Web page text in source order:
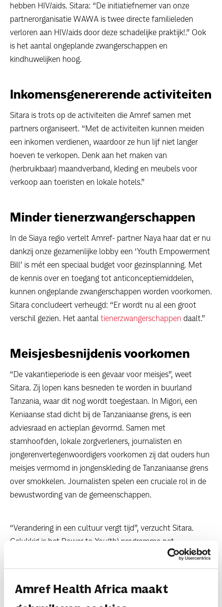
Amref Health Africa maakt
hebben HIV/aids. Sitara: “De initiatiefnemer van onze
partnerorganisatie WAWA is twee directe familieleden
verloren aan HIV/aids door deze schadelijke praktijk!.” Ook
is het aantal ongeplande zwangerschappen en
kindhuwelijken hoog.
Inkomensgenererende activiteiten
Sitara is trots op de activiteiten die Amref samen met
partners organiseert. “Met de activiteiten kunnen meiden
een inkomen verdienen, waardoor ze hun lijf niet langer
hoeven te verkopen. Denk aan het maken van
(herbruikbaar) maandverband, kleding en meubels voor
verkoop aan toeristen en lokale hotels.”
Minder tienerzwangerschappen
In de Siaya regio vertelt Amref- partner Naya haar dat er nu
dankzij onze gezamenlijke lobby een ‘Youth Empowerment
Bill’ is mét een speciaal budget voor gezinsplanning. Met
de kennis over en toegang tot anticonceptiemiddelen,
kunnen ongeplande zwangerschappen worden voorkomen.
Sitara concludeert verheugd: “Er wordt nu al een groot
verschil gezien. Het aantal tienerzwangerschappen daalt.”
Meisjesbesnijdenis voorkomen
“De vakantieperiode is een gevaar voor meisjes”, weet
Sitara. Zij lopen kans besneden te worden in buurland
Tanzania, waar dit nog wordt toegestaan. In Migori, een
Keniaanse stad dicht bij de Tanzaniaanse grens, is een
adviesraad en actieplan gevormd. Samen met
stamhoofden, lokale zorgverleners, journalisten en
jongerenvertegenwoordigers voorkomen zij dat ouders hun
meisjes vermomd in jongenskleding de Tanzaniaanse grens
over smokkelen. Journalisten spelen een cruciale rol in de
bewustwording van de gemeenschappen.
“Verandering in een cultuur vergt tijd”, verzucht Sitara.
Gelukkig is het Power to You(th) programma net
2022